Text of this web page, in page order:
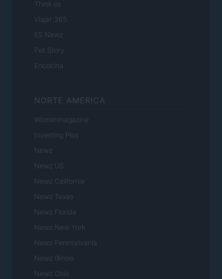
Think.es
Viajar 365
ES Newz
Pet Story
Encocina
NORTE AMERICA
Womanmagazine
Investing Plus
Newz
Newz US
Newz California
Newz Texas
Newz Florida
Newz New York
Newz Pennsylvania
Newz Illinois
Newz Ohio